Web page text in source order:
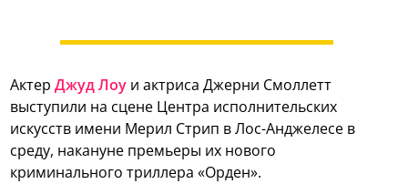
АктерДжуд Лоу и актриса Джерни Смоллетт
выступили на сцене Центра исполнительских
искусств имени Мерил Стрип в Лос-Анджелесе в
среду, накануне премьеры их нового
криминального триллера «Орден».